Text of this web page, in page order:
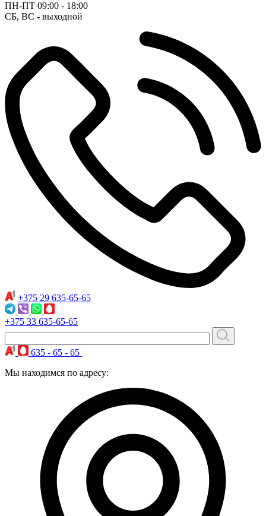
ПН-ПТ 09:00 - 18:00
СБ, ВС - выходной
+375 29 635-65-65
+375 33 635-65-65
635 - 65 - 65
Мы находимся по адресу: